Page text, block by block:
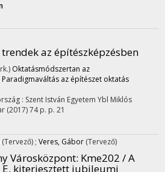
az építészképzésben
Oktatásmódszertan az
az építészet oktatás
: Szent István Egyetem Ybl Miklós
(2017)74 p. p. 21
(Tervező) ; Veres, Gábor (Tervező)
Városközpont: Kme202 / A
E. kiterjesztett jubileumi